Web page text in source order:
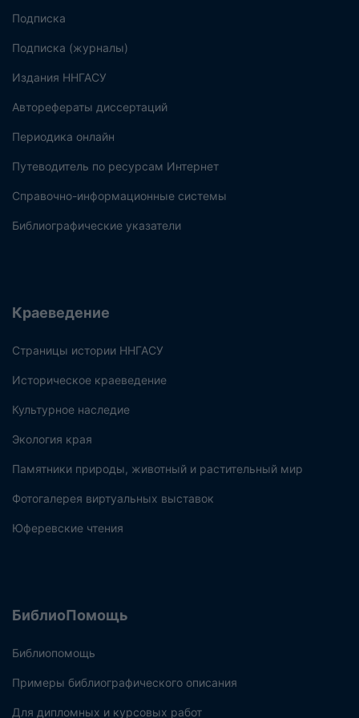
Подписка
Подписка (журналы)
Издания ННГАСУ
Авторефераты диссертаций
Периодика онлайн
Путеводитель по ресурсам Интернет
Справочно-информационные системы
Библиографические указатели
Краеведение
Страницы истории ННГАСУ
Историческое краеведение
Культурное наследие
Экология края
Памятники природы, животный и растительный мир
Фотогалерея виртуальных выставок
Юферевские чтения
БиблиоПомощь
Библиопомощь
Примеры библиографического описания
Для дипломных и курсовых работ